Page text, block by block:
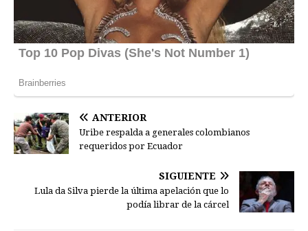
ANTERIOR
Uribe respalda a generales colombianos
requeridos por Ecuador
SIGUIENTE
Lula da Silva pierde la última apelación que lo
podía librar de la cárcel